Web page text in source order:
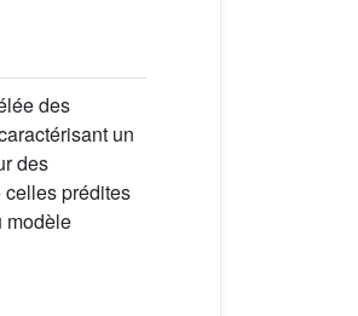
des
un
des
celles prédites
modèle